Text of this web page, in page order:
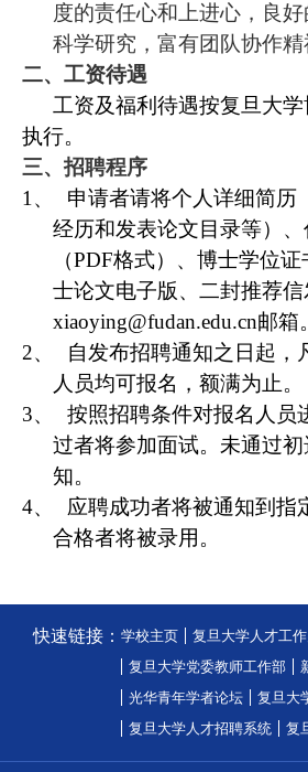
度的责任心和上进心，良
科学研究，富有团队协作精
二、工资待遇
工资及福利待遇按复旦大
执行。
三、招聘程序
1、
申请者请将个人详细简历
经历和发表论文目录等）
（PDF格式）、博士学位
士论文电子版、二封推荐信
xiaoying@fudan.edu.cn邮箱。
2、
自发布招聘通知之日起，
人员均可报名，额满为止。
3、
按照招聘条件对报名人员
过者将参加面试。未通过
知。
4、
应聘成功者将被通知到指
合格者将被录用。
快速链接： 学校主页
复旦大学人才工
复旦大学党委教师工作部
光华青年学者论坛
复旦大
复旦大学人才招聘系统
复